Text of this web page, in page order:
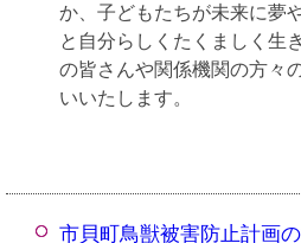
か、子どもたちが未来に夢
と自分らしくたくましく生
の皆さんや関係機関の方々
いいたします。
市貝町鳥獣被害防止計画